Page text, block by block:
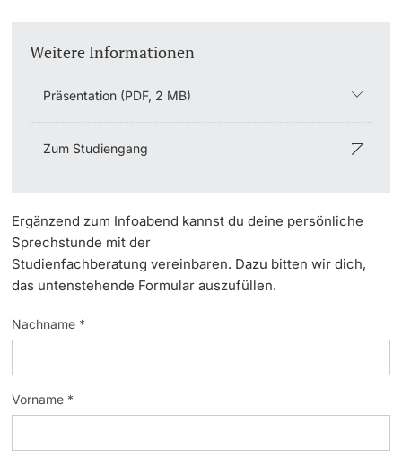
Dozierende
weitere Informationen
Weitere Informationen
Präsentation (PDF, 2 MB)
Zum Studiengang
Ergänzend zum Infoabend kannst du deine persönliche
Sprechstunde mit der
Studienfachberatung vereinbaren. Dazu bitten wir dich,
das untenstehende Formular auszufüllen.
Nachname *
Vorname *